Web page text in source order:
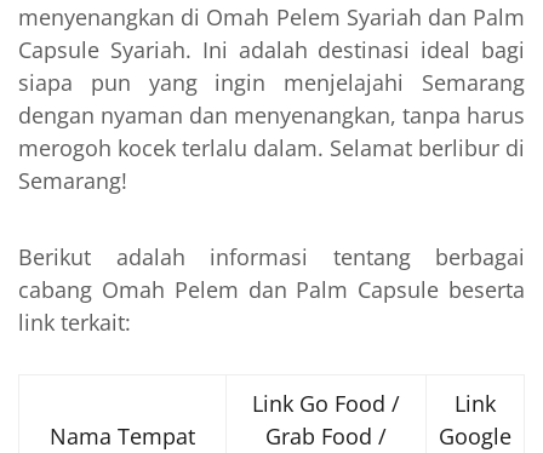
menyenangkan di Omah Pelem Syariah dan Palm
Capsule Syariah. Ini adalah destinasi ideal bagi
siapa pun yang ingin menjelajahi Semarang
dengan nyaman dan menyenangkan, tanpa harus
merogoh kocek terlalu dalam. Selamat berlibur di
Semarang!
Berikut adalah informasi tentang berbagai
cabang Omah Pelem dan Palm Capsule beserta
link terkait:
Nama Tempat
Link Go Food /
Grab Food /
Link
Google